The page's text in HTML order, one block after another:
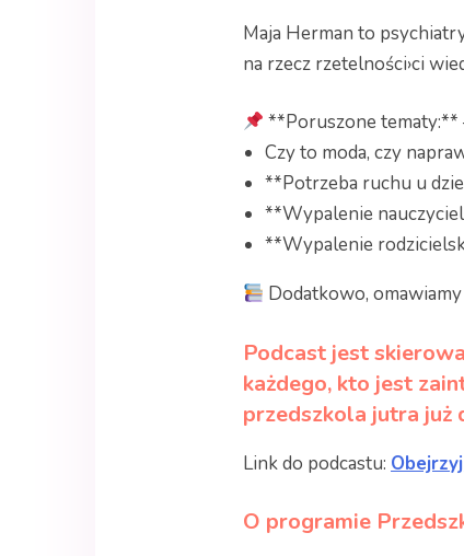
Maja Herman to
na rzecz rzetelności›ci
**Poruszone
Czy to moda, czy
**Potrzeba ruchu u
**Wypalenie
**Wypalenie
Dodatkowo,
Podcast jest
każdego, kto jest
przedszkola jutra już
Link do podcastu:
O programie